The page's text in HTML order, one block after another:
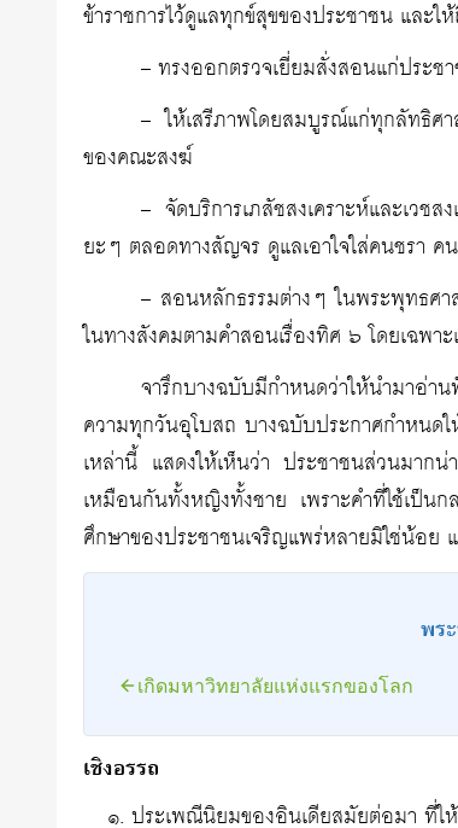
ข้าราชการไว้ดูแลทุกข์สุขของประชาชน และ
– ทรงออกตรวจเยี่ยมสั่งสอนแก่ประช
– ให้เสรีภาพโดยสมบูรณ์แก่ทุกลัทธิ
ของคณะสงฆ์
– จัดบริการเภสัชสงเคราะห์และเว
ยะๆ ตลอดทางสัญจร ดูแลเอาใจใส่คนชรา
– สอนหลักธรรมต่างๆ ในพระพุทธศ
ในทางสังคมตามคำสอนเรื่องทิศ ๖ โดยเฉพ
จารึกบางฉบับมีกำหนดว่าให้นำมา
ความทุกวันอุโบสถ บางฉบับประกาศกำหน
เหล่านี้ แสดงให้เห็นว่า ประชาชนส่วนมาก
เหมือนกันทั้งหญิงทั้งชาย เพราะคำที่ใช้เป็
ศึกษาของประชาชนเจริญแพร่หลายมิใช่น้อ
พร
เกิดมหาวิทยาลัยแห่งแรกของโลก
เชิงอรรถ
ประเพณีนิยมของอินเดียสมัยต่อมา ที่